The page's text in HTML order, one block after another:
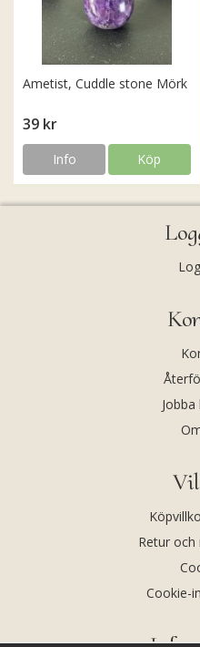
Ametist, Cuddle stone Mörk
39 kr
Info Köp
Retur
Cookie-